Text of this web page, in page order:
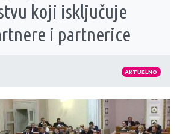
koji isključuje
i partnerice
AKTUELNO